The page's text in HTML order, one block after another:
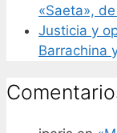
«Saeta»,
Justicia y
Barrachina